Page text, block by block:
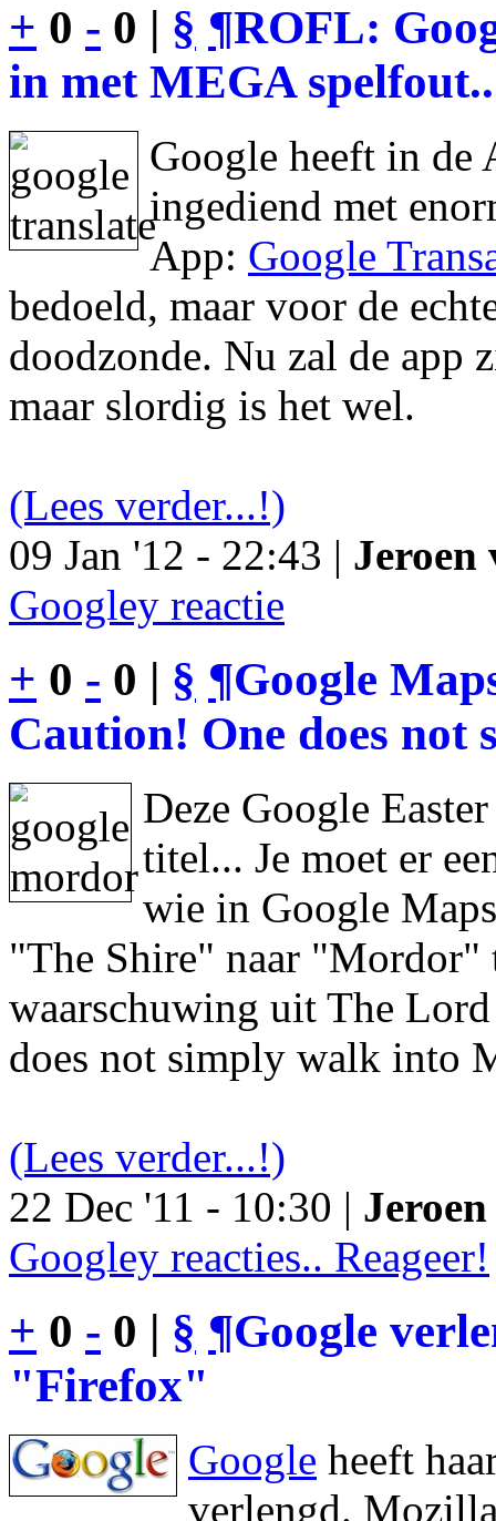
+ 0 - 0 | § ¶ROFL:
in met MEGA
Google heeft in de
ingediend met
App: Google
bedoeld, maar voor de
doodzonde. Nu zal de app
maar slordig is het wel.
(Lees verder...!)
09 Jan '12 - 22:43 | Jeroen
Googley reactie
+ 0 - 0 | § ¶Google
Caution! One does
Deze Google
titel... Je moet er
wie in Google
"The Shire" naar "Mordor"
waarschuwing uit The
does not simply walk into
(Lees verder...!)
22 Dec '11 - 10:30 |
Googley reacties.. Reageer!
+ 0 - 0 | § ¶Google
"Firefox"
Google heeft
verlengd.